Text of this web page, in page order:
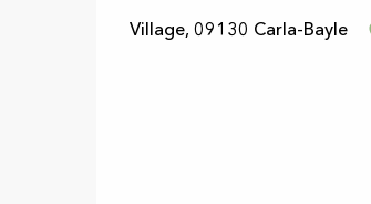
Village, 09130 Carla-Bayle